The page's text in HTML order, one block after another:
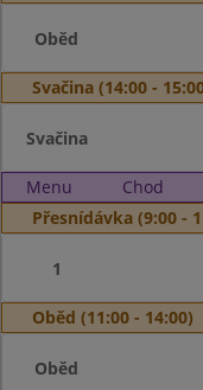
Oběd
Svačina (14:00 -
Svačina
Menu Chod
Přesnídávka (9:00 -
1
Oběd (11:00 - 14:00)
Oběd